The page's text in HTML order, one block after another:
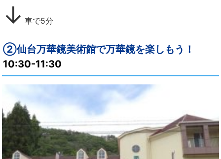
↓ 車で5分
②仙台万華鏡美術館で万華鏡を楽しもう！
10:30-11:30